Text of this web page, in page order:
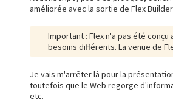
améliorée avec la sortie de Flex
Important : Flex n'a pas été
besoins différents. La venue de
Je vais m'arrêter là pour la
toutefois que le Web regorge
etc.